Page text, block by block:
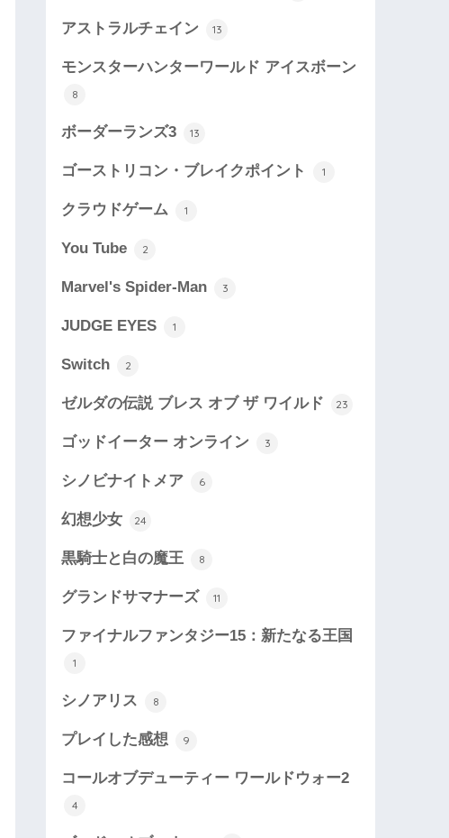
アストラルチェイン 13
モンスターハンターワールド アイスボーン
8
ボーダーランズ3 13
ゴーストリコン・ブレイクポイント 1
クラウドゲーム 1
You Tube 2
Marvel's Spider-Man 3
JUDGE EYES 1
Switch 2
ゼルダの伝説 ブレス オブ ザ ワイルド 23
ゴッドイーター オンライン 3
シノビナイトメア 6
幻想少女 24
黒騎士と白の魔王 8
グランドサマナーズ 11
ファイナルファンタジー15：新たなる王国
1
シノアリス 8
プレイした感想 9
コールオブデューティー ワールドウォー2
4